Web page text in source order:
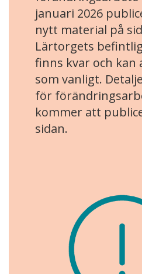
januari 2026
nytt material på
Lärtorgets
finns kvar och kan
som vanligt.
för
kommer att
sidan.